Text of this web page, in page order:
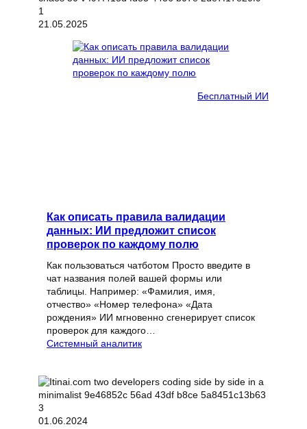
21.05.2025
Бесплатный ИИ
Как описать правила валидации
данных: ИИ предложит список
проверок по каждому полю
Как пользоваться чатботом Просто введите в
чат названия полей вашей формы или
таблицы. Например: «Фамилия, имя,
отчество» «Номер телефона» «Дата
рождения» ИИ мгновенно сгенерирует список
проверок для каждого…
Системный аналитик
01.06.2024